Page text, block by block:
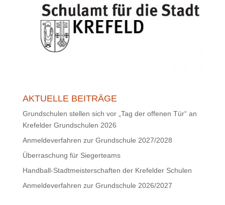
AKTUELLE BEITRÄGE
Grundschulen stellen sich vor „Tag der offenen Tür“ an
Krefelder Grundschulen 2026
Anmeldeverfahren zur Grundschule 2027/2028
Überraschung für Siegerteams
Handball-Stadtmeisterschaften der Krefelder Schulen
Anmeldeverfahren zur Grundschule 2026/2027